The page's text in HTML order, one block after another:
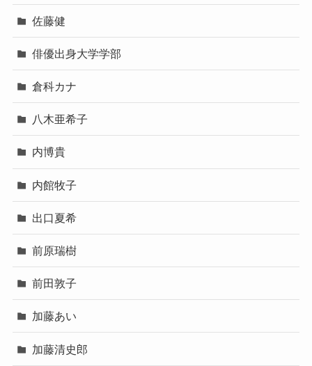
佐藤健
俳優出身大学学部
倉科カナ
八木亜希子
内博貴
内館牧子
出口夏希
前原瑞樹
前田敦子
加藤あい
加藤清史郎